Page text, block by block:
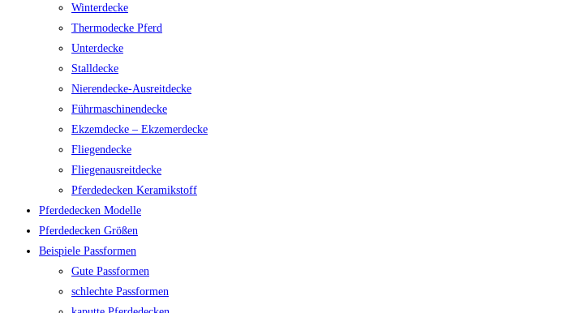
Winterdecke
Thermodecke Pferd
Unterdecke
Stalldecke
Nierendecke-Ausreitdecke
Führmaschinendecke
Ekzemdecke – Ekzemerdecke
Fliegendecke
Fliegenausreitdecke
Pferdedecken Keramikstoff
Pferdedecken Modelle
Pferdedecken Größen
Beispiele Passformen
Gute Passformen
schlechte Passformen